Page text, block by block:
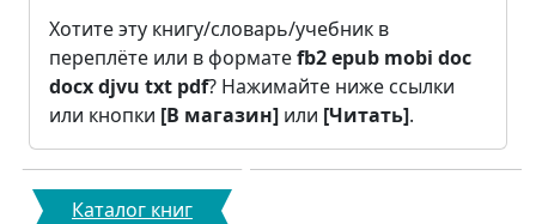
Хотите эту книгу/словарь/учебник в
переплёте или в форматеfb2epub mobi doc
docxdjvu txt pdf? Нажимайте ниже ссылки
или кнопки [В магазин] или [Читать].
Каталог книг